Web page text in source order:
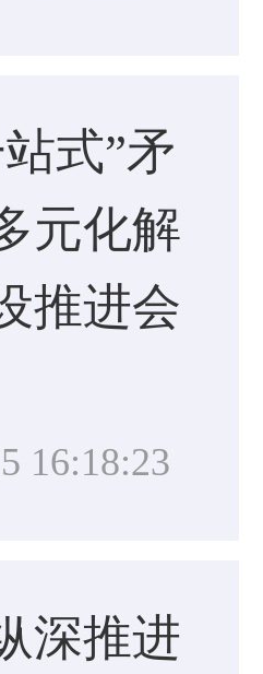
式”矛
元化解
推进会
16:18:23
深推进